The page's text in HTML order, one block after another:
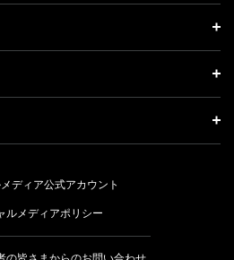
プ
Society」
ディア公式アカウント
ルメディアポリシー